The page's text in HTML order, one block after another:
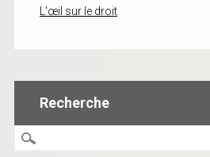
L'œil sur le droit
Recherche